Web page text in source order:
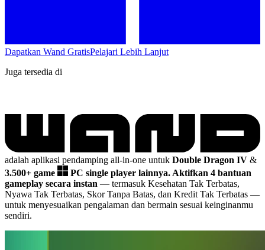
Dapatkan Wand GratisPelajari Lebih Lanjut
Juga tersedia di
adalah aplikasi pendamping all-in-one untuk Double Dragon IV &
3.500+ game
PC single player lainnya. Aktifkan 4 bantuan
gameplay secara instan — termasuk Kesehatan Tak Terbatas,
Nyawa Tak Terbatas, Skor Tanpa Batas, dan Kredit Tak Terbatas —
untuk menyesuaikan pengalaman dan bermain sesuai keinginanmu
sendiri.